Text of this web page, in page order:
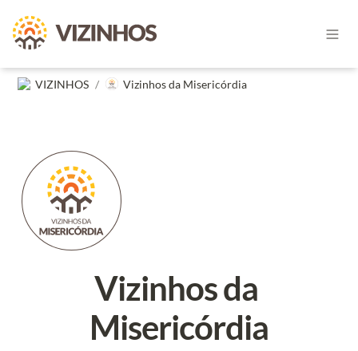
VIZINHOS / Vizinhos da Misericórdia
Vizinhos da
Misericórdia